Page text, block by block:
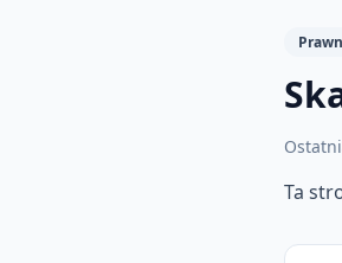
Ta